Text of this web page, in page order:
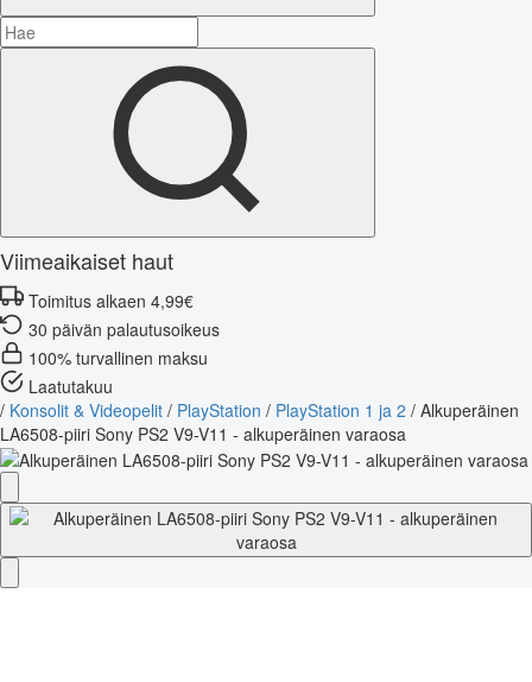
Viimeaikaiset haut
Toimitus alkaen 4,99€
30 päivän palautusoikeus
100% turvallinen maksu
Laatutakuu
/ Konsolit & Videopelit / PlayStation / PlayStation 1 ja 2 / Alkuperäinen
LA6508-piiri Sony PS2 V9-V11 - alkuperäinen varaosa